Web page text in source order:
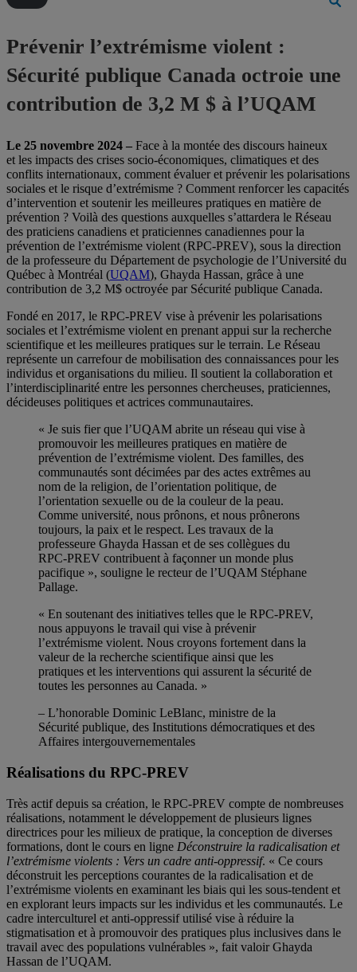
Prévenir l’extrémisme violent :
Sécurité publique Canada octroie une
contribution de 3,2 M $ à l’UQAM
Le 25 novembre 2024 – Face à la montée des discours haineux
et les impacts des crises socio-économiques, climatiques et des
conflits internationaux, comment évaluer et prévenir les polarisations
sociales et le risque d’extrémisme ? Comment renforcer les capacités
d’intervention et soutenir les meilleures pratiques en matière de
prévention ? Voilà des questions auxquelles s’attardera le Réseau
des praticiens canadiens et praticiennes canadiennes pour la
prévention de l’extrémisme violent (RPC-PREV), sous la direction
de la professeure du Département de psychologie de l’Université du
Québec à Montréal (UQAM), Ghayda Hassan, grâce à une
contribution de 3,2 M$ octroyée par Sécurité publique Canada.
Fondé en 2017, le RPC-PREV vise à prévenir les polarisations
sociales et l’extrémisme violent en prenant appui sur la recherche
scientifique et les meilleures pratiques sur le terrain. Le Réseau
représente un carrefour de mobilisation des connaissances pour les
individus et organisations du milieu. Il soutient la collaboration et
l’interdisciplinarité entre les personnes chercheuses, praticiennes,
décideuses politiques et actrices communautaires.
« Je suis fier que l’UQAM abrite un réseau qui vise à
promouvoir les meilleures pratiques en matière de
prévention de l’extrémisme violent. Des familles, des
communautés sont décimées par des actes extrêmes au
nom de la religion, de l’orientation politique, de
l’orientation sexuelle ou de la couleur de la peau.
Comme université, nous prônons, et nous prônerons
toujours, la paix et le respect. Les travaux de la
professeure Ghayda Hassan et de ses collègues du
RPC-PREV contribuent à façonner un monde plus
pacifique », souligne le recteur de l’UQAM Stéphane
Pallage.
« En soutenant des initiatives telles que le RPC-PREV,
nous appuyons le travail qui vise à prévenir
l’extrémisme violent. Nous croyons fortement dans la
valeur de la recherche scientifique ainsi que les
pratiques et les interventions qui assurent la sécurité de
toutes les personnes au Canada. »
– L’honorable Dominic LeBlanc, ministre de la
Sécurité publique, des Institutions démocratiques et des
Affaires intergouvernementales
Réalisations du RPC-PREV
Très actif depuis sa création, le RPC-PREV compte de nombreuses
réalisations, notamment le développement de plusieurs lignes
directrices pour les milieux de pratique, la conception de diverses
formations, dont le cours en ligne Déconstruire la radicalisation et
l’extrémisme violents : Vers un cadre anti-oppressif. « Ce cours
déconstruit les perceptions courantes de la radicalisation et de
l’extrémisme violents en examinant les biais qui les sous-tendent et
en explorant leurs impacts sur les individus et les communautés. Le
cadre interculturel et anti-oppressif utilisé vise à réduire la
stigmatisation et à promouvoir des pratiques plus inclusives dans le
travail avec des populations vulnérables », fait valoir Ghayda
Hassan de l’UQAM.